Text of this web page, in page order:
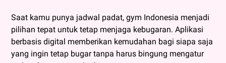
Saat kamu punya jadwal padat, gym Indonesia menjadi
pilihan tepat untuk tetap menjaga kebugaran. Aplikasi
berbasis digital memberikan kemudahan bagi siapa saja
yang ingin tetap bugar tanpa harus bingung mengatur